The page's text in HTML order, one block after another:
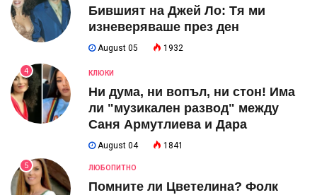
Бившият на Джей Ло: Тя ми
изневеряваше през ден
August 05 1932
4 КЛЮКИ
Ни дума, ни вопъл, ни стон! Има
ли "музикален развод" между
Саня Армутлиева и Дара
August 04 1841
5 ЛЮБОПИТНО
Помните ли Цветелина? Фолк